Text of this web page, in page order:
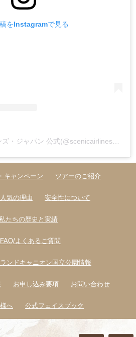
をInstagramで見る
シーニック・エアラインズ・ジャパン 公式(@scenicairlines_japan)がシェアした投稿
キャンペーン ツアーのご紹介
人気の理由 安全性について
たちの歴史と実績
FAQ/よくあるご質問
ンドキャニオン国立公園情報
お申し込み要項 お問い合わせ
へ 公式フェイスブック